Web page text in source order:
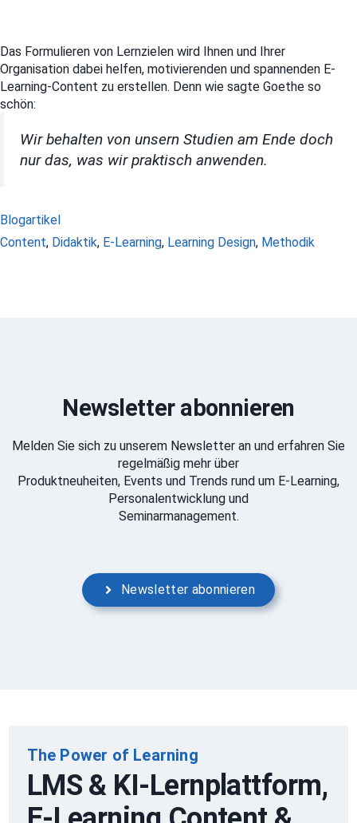
Das Formulieren von Lernzielen wird Ihnen und Ihrer
Organisation dabei helfen, motivierenden und spannenden E-
Learning-Content zu erstellen. Denn wie sagte Goethe so
schön:
Wir behalten von unsern Studien am Ende doch
nur das, was wir praktisch anwenden.
Kategorien
Blogartikel
Schlagwörter
Content, Didaktik, E-Learning, Learning Design, Methodik
Newsletter abonnieren
Melden Sie sich zu unserem Newsletter an und erfahren Sie
regelmäßig mehr über
Produktneuheiten, Events und Trends rund um E-Learning,
Personalentwicklung und
Seminarmanagement.
Newsletter abonnieren
The Power of Learning
LMS & KI-Lernplattform,